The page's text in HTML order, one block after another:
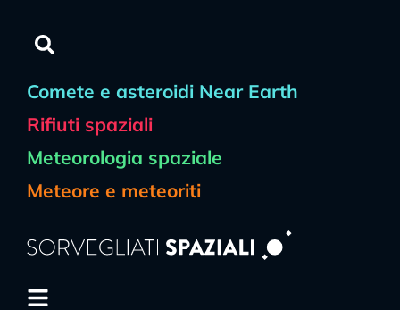
Comete e asteroidi Near Earth
Rifiuti spaziali
Meteorologia spaziale
Meteore e meteoriti